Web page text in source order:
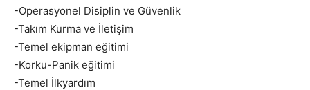
-Operasyonel Disiplin ve Güvenlik
-Takım Kurma ve İletişim
-Temel ekipman eğitimi
-Korku-Panik eğitimi
-Temel İlkyardım